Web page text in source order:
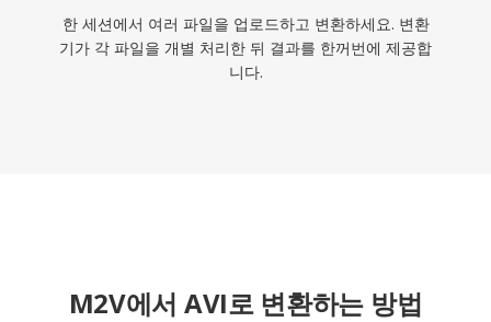
한 세션에서 여러 파일을 업로드하고 변환하세요. 변환
기가 각 파일을 개별 처리한 뒤 결과를 한꺼번에 제공합
니다.
M2V에서 AVI로 변환하는 방법